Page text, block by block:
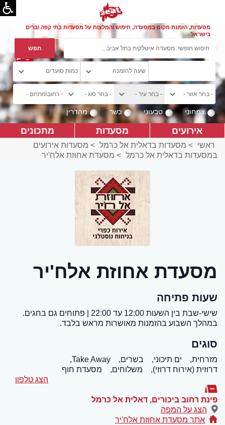
מסעדות, הזמנת מקום במסעדה, חיפוש והמלצות על מסעדות בתי קפה וברים
בישראל
צמחוני טבעוני כשר מהדרין
אירועים מסעדות מתכונים
ראשי > מסעדות בדאלית אל כרמל > מסעדות אירועים
במסעדות בדאלית אל כרמל > מסעדת אחוזת אלח'יר
מסעדת אחוזת אלח'יר
שעות פתיחה
שישי-שבת בין השעות 12:00 עד 22:00 | פתוחים גם בחגים.
במהלך השבוע בהזמנות מאושרות מראש בלבד.
סוגים
מזרחית, ים תיכוני, בשרים,
Take Away,
דרוזית (אירוח דרוזי),
משלוחים,
מסעדת חוף
הצג טלפון
פינת רחוב ביכורים, דאלית אל כרמל
הצג על המפה
אתר מסעדת אחוזת אלח'יר